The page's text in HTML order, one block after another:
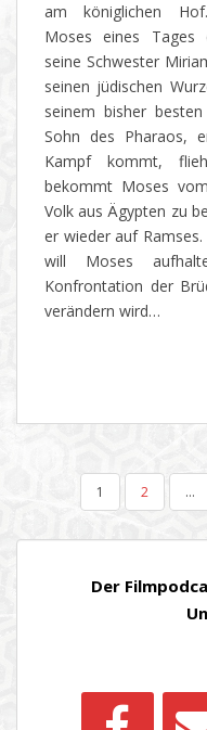
am königlichen
Moses eines Tages
seine Schwester
seinen jüdischen
seinem bisher
Sohn des Pharaos,
Kampf kommt,
bekommt Moses
Volk aus Ägypten zu
er wieder auf
will Moses
Konfrontation der
verändern wird…
BEITRÄGE
1 2 …
Der